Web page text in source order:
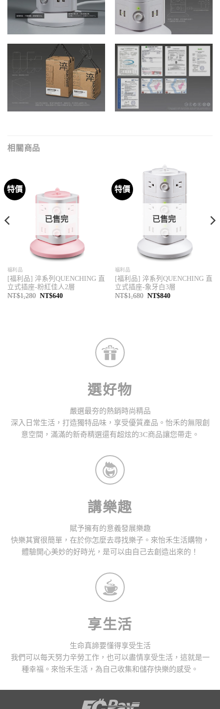
相關商品
特價
已售完
福利品
[福利品] 淬系列QUENCHING 直
立式插座-粉紅佳人2層
NT$1,280 原
NT$640目
特價
已售完
福利品
[福利品] 淬系列QUENCHING 直
立式插座-象牙白3層
NT$1,680 原
NT$840目
選好物
嚴選最夯的熱銷時尚精品
深入日常生活，打造獨特品味，享受優質產品。怡禾的無限創
意空間，滿滿的新奇精選還有超炫的3C商品讓您帶走。
講樂趣
賦予擁有的意義發展樂趣
快樂其實很簡單，在於你怎麼去尋找樂子。來怡禾生活購物，
體驗開心美妙的好時光，是可以由自己去創造出來的！
享生活
生命真諦要懂得享受生活
我們可以每天努力辛勞工作，也可以盡情享受生活，這就是一
種幸福。來怡禾生活，為自己收集和儲存快樂的感受。